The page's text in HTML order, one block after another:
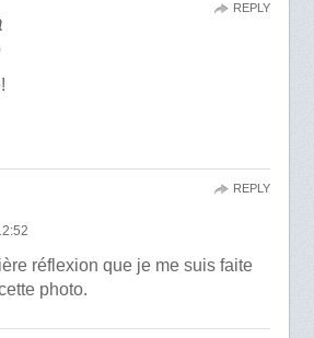
REPLY
réflexion que je me suis faite
photo.
REPLY